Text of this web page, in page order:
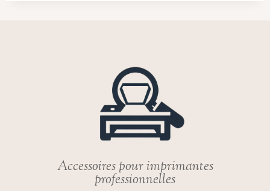
Accessoires pour imprimantes
professionnelles